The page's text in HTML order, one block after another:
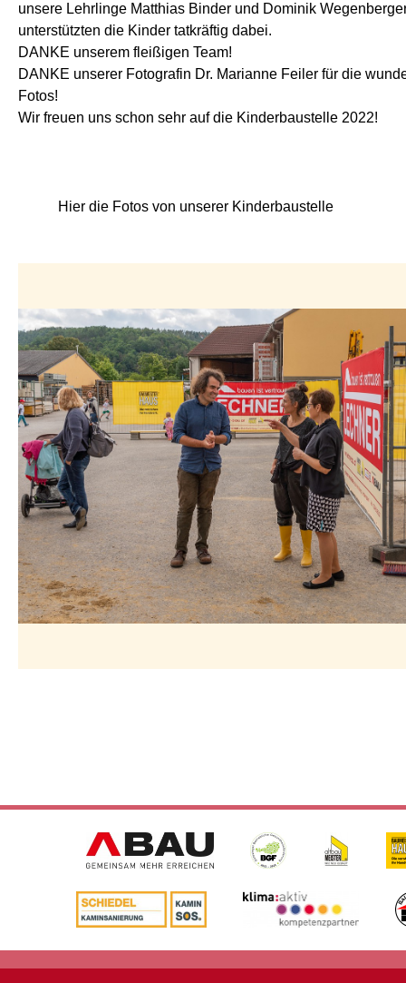
unsere Lehrlinge Matthias Binder und Dominik
unterstützten die Kinder tatkräftig dabei.
DANKE unserem fleißigen Team!
DANKE unserer Fotografin Dr. Marianne Feiler für die
Fotos!
Wir freuen uns schon sehr auf die Kinderbaustelle 2022!
Hier die Fotos von unserer Kinderbaustelle